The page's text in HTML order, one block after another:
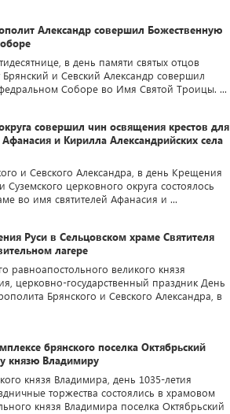
Александр совершил Божественную
в день памяти святых отцов
и Севский Александр совершил
Соборе во Имя Святой Троицы. ...
совершил чин освящения крестов для
и Кирилла Александрийских села
и Севского Александра, в день Крещения
церковного округа состоялось
во имя святителей Афанасия и ...
Руси в Сельцовском храме Святителя
лагере
равноапостольного великого князя
церковно-государственный праздник День
Брянского и Севского Александра, в
брянского поселка Октябрьский
князю Владимиру
князя Владимира, день 1035-летия
торжества состоялись в храмовом
князя Владимира поселка Октябрьский